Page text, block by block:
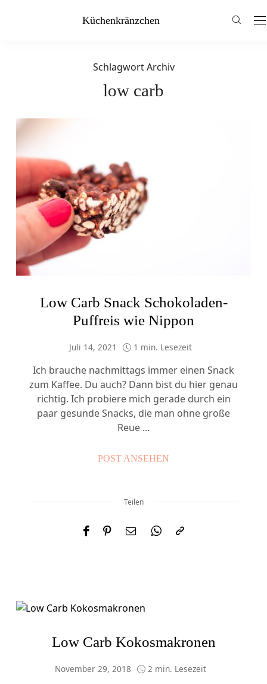
Küchenkränzchen
Schlagwort Archiv
low carb
Low Carb Snack Schokoladen-
Puffreis wie Nippon
Juli 14, 2021 1 min. Lesezeit
Ich brauche nachmittags immer einen Snack
zum Kaffee. Du auch? Dann bist du hier genau
richtig. Ich probiere mich gerade durch ein
paar gesunde Snacks, die man ohne große
Reue ...
POST ANSEHEN
Teilen
Low Carb Kokosmakronen
November 29, 2018 2 min. Lesezeit